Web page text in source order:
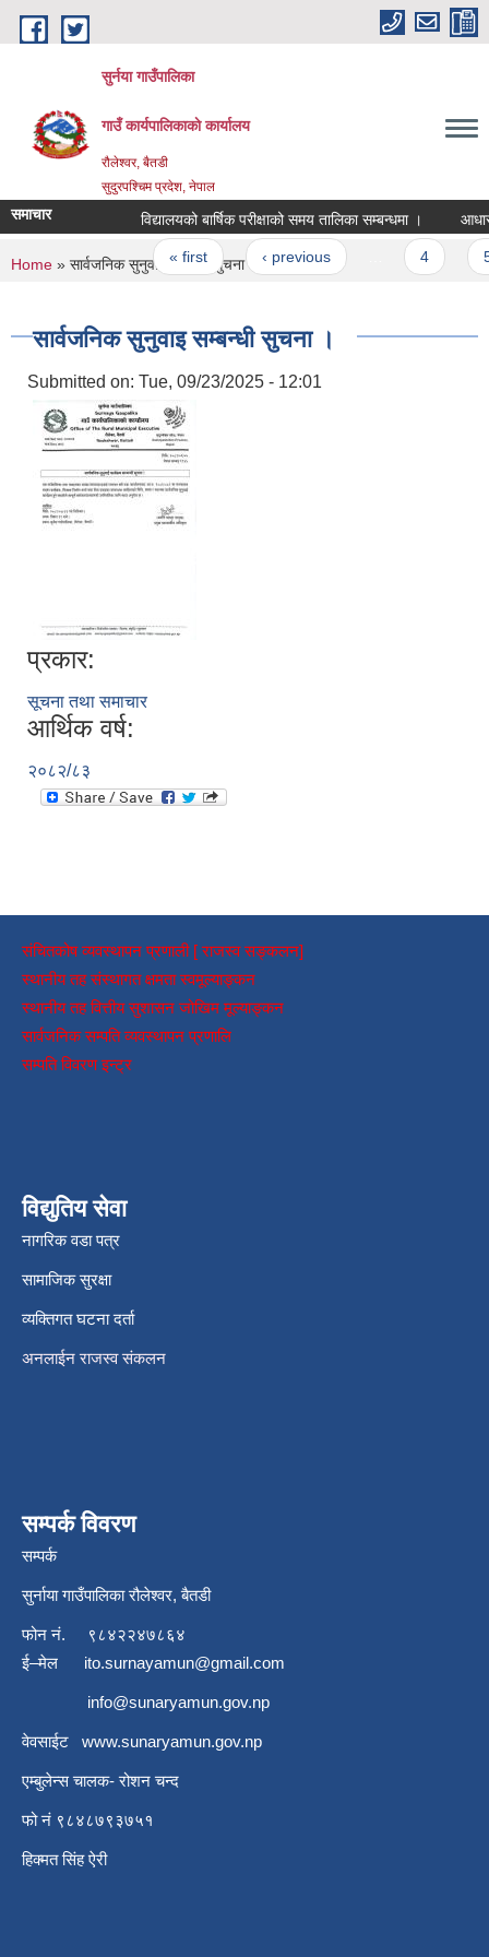
Skip to main content
सुर्नया गाउँपालिका
गाउँ कार्यपालिकाकाे कार्यालय
रौलेश्वर, बैतडी
सुदुरपश्चिम प्रदेश, नेपाल
समाचार विद्यालयको बार्षिक परीक्षाको समय तालिका सम्बन्धमा ।
Pages
« first ‹ previous 4 5
You are here
Home » सार्वजनिक सुनुवाइ सम्बन्धी सुचना ।
सार्वजनिक सुनुवाइ सम्बन्धी सुचना ।
Submitted on: Tue, 09/23/2025 - 12:01
प्रकार:
सूचना तथा समाचार
आर्थिक वर्ष:
२०८२/८३
संचितकोष व्यवस्थापन प्रणाली [ राजस्व सङ्कलन]
स्थानीय तह संस्थागत क्षमता स्वमूल्याङ्कन
स्थानीय तह वित्तीय सुशासन जोखिम मूल्याङ्कन
सार्वजनिक सम्पति व्यवस्थापन प्रणालि
सम्पति विवरण इन्ट्र
विद्युतिय सेवा
नागरिक वडा पत्र
सामाजिक सुरक्षा
व्यक्तिगत घटना दर्ता
अनलाईन राजस्व संकलन
सम्पर्क विवरण
सम्पर्क
सुर्नाया गाउँपालिका रौलेश्वर, बैतडी
फोन नं.
९८४२२४७८६४
ई–मेल ito.surnayamun@gmail.com
info@sunaryamun.gov.np
वेवसाईट www.sunaryamun.gov.np
एम्बुलेन्स चालक- रोशन चन्द
फो नं ९८४८७९३७५१
हिक्मत सिंह ऐरी